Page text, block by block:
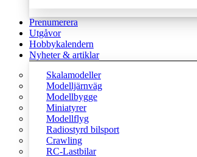
Prenumerera
Utgåvor
Hobbykalendern
Nyheter & artiklar
Skalamodeller
Modelljärnväg
Modellbygge
Miniatyrer
Modellflyg
Radiostyrd bilsport
Crawling
RC-Lastbilar